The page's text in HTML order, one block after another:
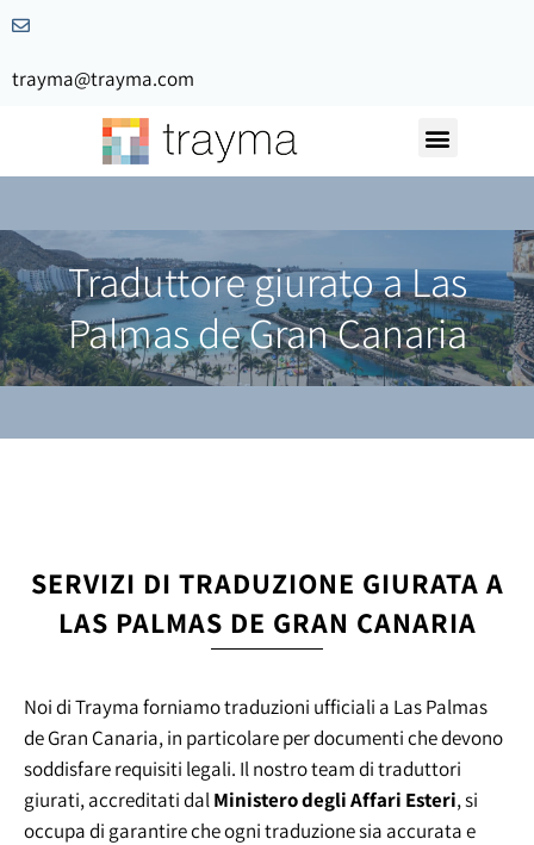
trayma@trayma.com
Traduttore giurato a Las
Palmas de Gran Canaria
SERVIZI DI TRADUZIONE GIURATA A
LAS PALMAS DE GRAN CANARIA
Noi di Trayma forniamo traduzioni ufficiali a Las Palmas
de Gran Canaria, in particolare per documenti che devono
soddisfare requisiti legali. Il nostro team di traduttori
giurati, accreditati dalMinistero degli Affari Esteri, si
occupa di garantire che ogni traduzione sia accurata e